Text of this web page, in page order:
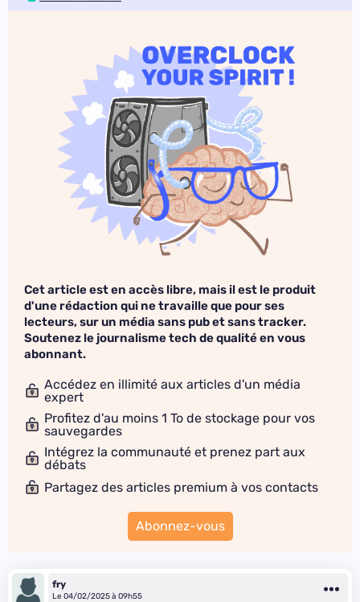
Cet article est en accès libre, mais il est le produit
d'une rédaction qui ne travaille que pour ses
lecteurs, sur un média sans pub et sans tracker.
Soutenez le journalisme tech de qualité en vous
abonnant.
Accédez en illimité aux articles d'un média
expert
Profitez d'au moins 1 To de stockage pour vos
sauvegardes
Intégrez la communauté et prenez part aux
débats
Partagez des articles premium à vos contacts
Abonnez-vous
fry
Le 04/02/2025 à 09h55